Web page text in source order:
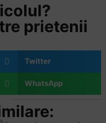
prietenii
Twitter
WhatsApp